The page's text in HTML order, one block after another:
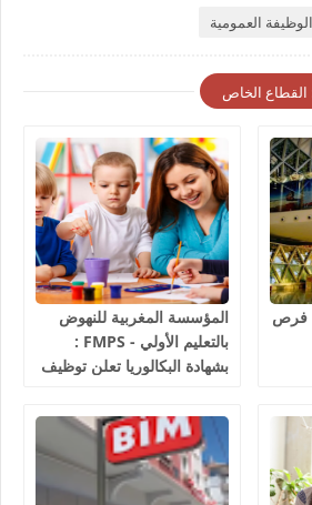
الوظيفة العمومية
الخاص
فرص
المؤسسة المغربية للنهوض
بالتعليم الأولي - FMPS :
بشهادة البكالوريا تعلن توظيف
بمختلف جهات و أقاليم
المملكة 2026